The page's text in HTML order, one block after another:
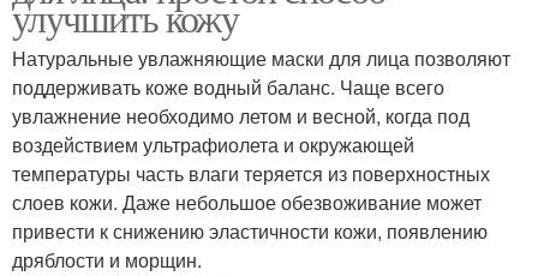
улучшить кожу
Натуральные увлажняющие маски для лица позволяют
поддерживать коже водный баланс. Чаще всего
увлажнение необходимо летом и весной, когда под
воздействием ультрафиолета и окружающей
температуры часть влаги теряется из поверхностных
слоев кожи. Даже небольшое обезвоживание может
привести к снижению эластичности кожи, появлению
дряблости и морщин.